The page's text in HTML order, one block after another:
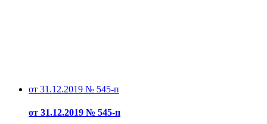
от 31.12.2019 № 545-п
от 31.12.2019 № 545-п